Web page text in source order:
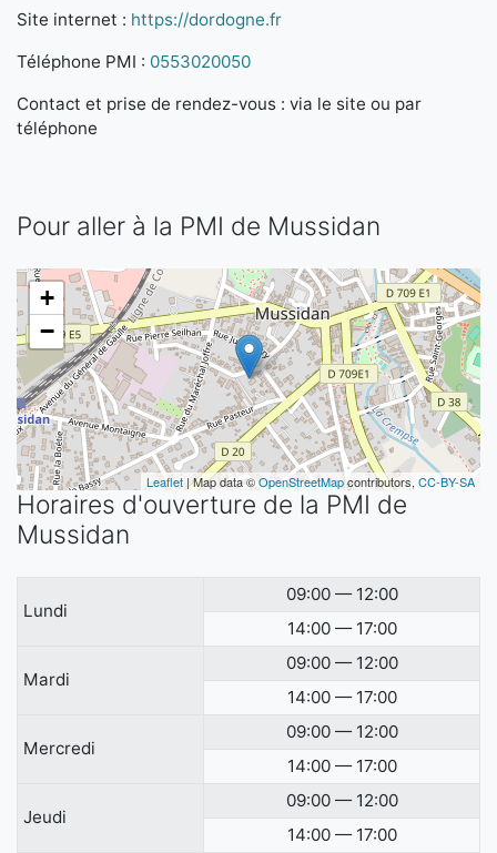
Site internet : https://dordogne.fr
Téléphone PMI : 0553020050
Contact et prise de rendez-vous : via le site ou par
téléphone
Pour aller à la PMI de Mussidan
+
−
Leaflet | Map data ©OpenStreetMapcontributors, CC-BY-SA
Horaires d'ouverture de la PMI de
Mussidan
Lundi
09:00 — 12:00
14:00 — 17:00
Mardi
09:00 — 12:00
14:00 — 17:00
Mercredi
09:00 — 12:00
14:00 — 17:00
Jeudi
09:00 — 12:00
14:00 — 17:00